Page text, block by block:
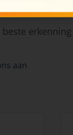
erkenning
aan